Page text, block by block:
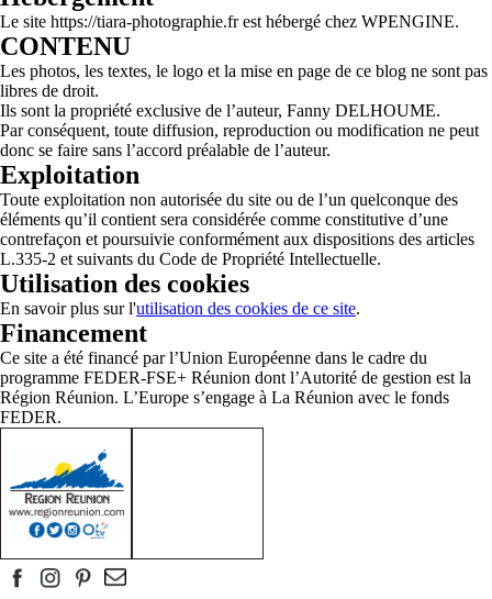
Le site https://tiara-photographie.fr est hébergé chez WPENGINE.
CONTENU
Les photos, les textes, le logo et la mise en page de ce blog ne sont pas
libres de droit.
Ils sont la propriété exclusive de l’auteur, Fanny DELHOUME.
Par conséquent, toute diffusion, reproduction ou modification ne peut
donc se faire sans l’accord préalable de l’auteur.
Exploitation
Toute exploitation non autorisée du site ou de l’un quelconque des
éléments qu’il contient sera considérée comme constitutive d’une
contrefaçon et poursuivie conformément aux dispositions des articles
L.335-2 et suivants du Code de Propriété Intellectuelle.
Utilisation des cookies
En savoir plus sur l'utilisation des cookies de ce site.
Financement
Ce site a été financé par l’Union Européenne dans le cadre du
programme FEDER-FSE+ Réunion dont l’Autorité de gestion est la
Région Réunion. L’Europe s’engage à La Réunion avec le fonds
FEDER.